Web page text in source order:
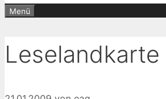
Menü
Leselandkarte